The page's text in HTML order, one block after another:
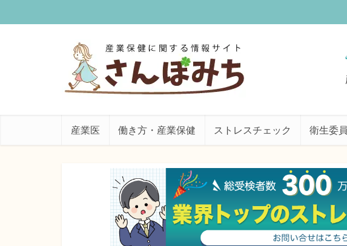
産業医 働き方・産業保健 ストレスチェック 衛生委